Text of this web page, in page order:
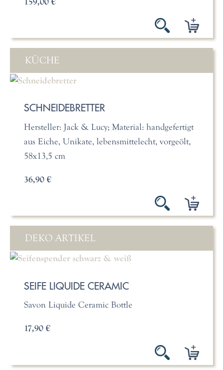
KÜCHE
SCHNEIDEBRETTER
Hersteller: Jack & Lucy; Material: handgefertigt
aus Eiche, Unikate, lebensmittelecht, vorgeölt,
58x13,5 cm
36,90 €
DEKO ARTIKEL
SEIFE LIQUIDE CERAMIC
Savon Liquide Ceramic Bottle
17,90 €